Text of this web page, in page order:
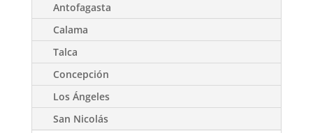
Antofagasta
Calama
Talca
Concepción
Los Ángeles
San Nicolás